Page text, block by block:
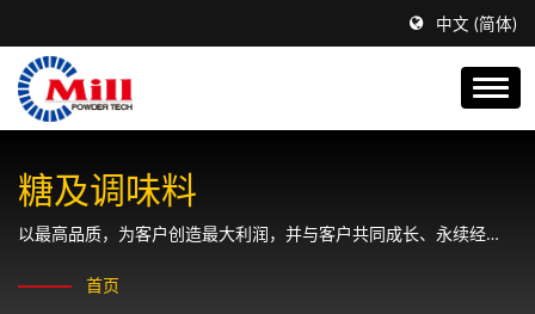
中文 (简体)
糖及调味料
以最高品质，为客户创造最大利润，并与客户共同成长、永续经
首页